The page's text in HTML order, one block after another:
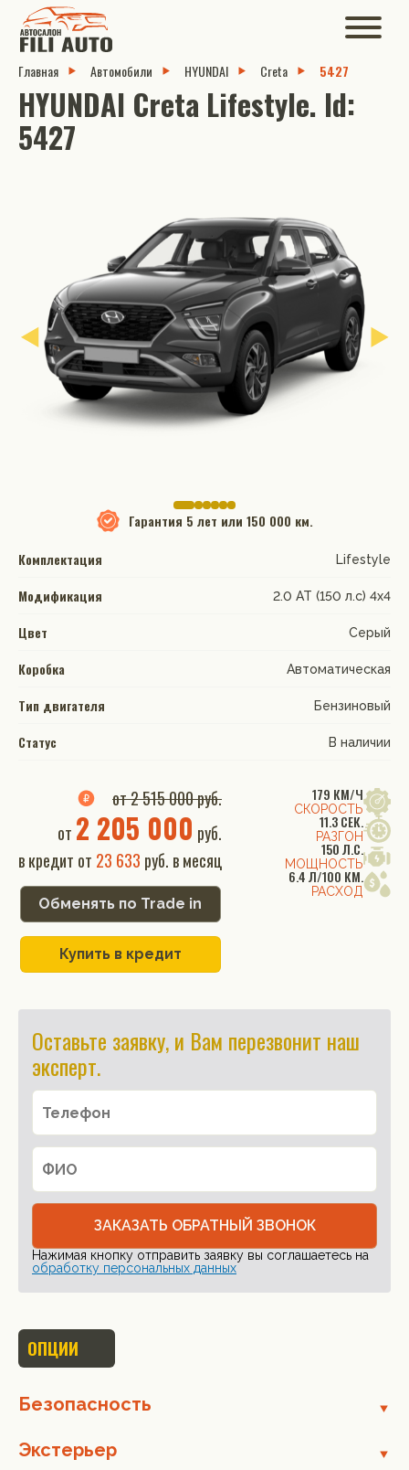
Главная Автомобили HYUNDAI Creta 5427
HYUNDAI Creta Lifestyle. Id:
5427
Гарантия 5 лет или 150 000 км.
Комплектация
Lifestyle
Модификация 2.0 АТ (150 л.с) 4х4
Цвет Серый
Коробка Автоматическая
Тип двигателя Бензиновый
Статус В наличии
179 КМ/Ч
СКОРОСТЬ
11.3 СЕК.
РАЗГОН
150 Л.С.
МОЩНОСТЬ
6.4 Л/100 КМ.
РАСХОД
от 2 515 000 руб.
от 2 205 000 руб.
в кредит от 23 633 руб. в месяц
Обменять по Trade in
Купить в кредит
Оставьте заявку, и Вам перезвонит наш
эксперт.
ЗАКАЗАТЬ ОБРАТНЫЙ ЗВОНОК
Нажимая кнопку отправить заявку вы соглашаетесь на
обработку персональных данных
ОПЦИИ
Безопасность
Экстерьер